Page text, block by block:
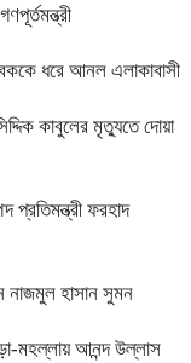
ধরে আনল এলাকাবাসী
কাবুলের মৃত্যুতে দোয়া
প্রতিমন্ত্রী ফরহাদ
নাজমুল হাসান সুমন
মহল্লায় আনন্দ উল্লাস